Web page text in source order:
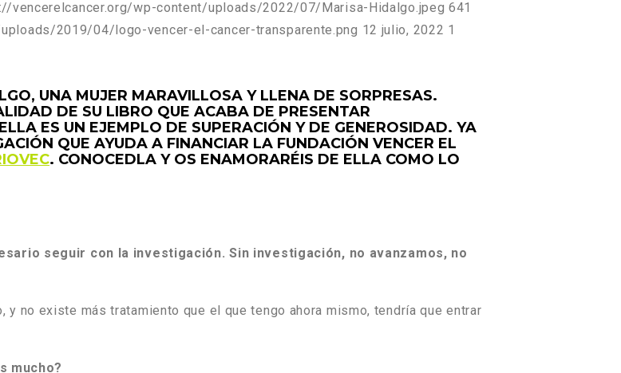
vencerelcancer.org/wp-content/uploads/2022/07/Marisa-Hidalgo.jpeg 641
2019/04/logo-vencer-el-cancer-transparente.png 12 julio, 2022 1
UNA MUJER MARAVILLOSA Y LLENA DE SORPRESAS.
DE SU LIBRO QUE ACABA DE PRESENTAR
ES UN EJEMPLO DE SUPERACIÓN Y DE GENEROSIDAD. YA
QUE AYUDA A FINANCIAR LA FUNDACIÓN VENCER EL
. CONOCEDLA Y OS ENAMORARÉIS DE ELLA COMO LO
seguir con la investigación. Sin investigación, no avanzamos, no
no existe más tratamiento que el que tengo ahora mismo, tendría que entrar
mucho?